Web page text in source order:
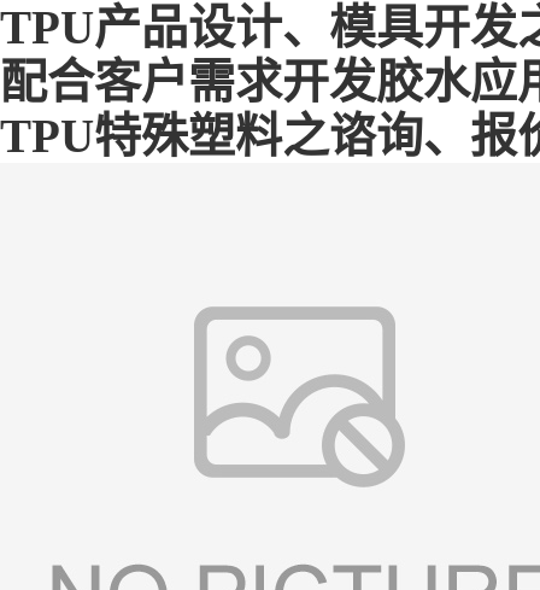
TPU产品设计、模具开发
配合客户需求开发胶水
TPU特殊塑料之谘询、报